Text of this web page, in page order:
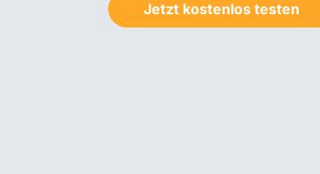
Jetzt kostenlos testen